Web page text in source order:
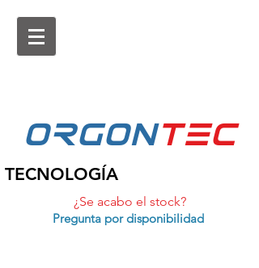
ORGONtEc
TECNOLOGÍA
¿Se acabo el stock?
Pregunta por disponibilidad